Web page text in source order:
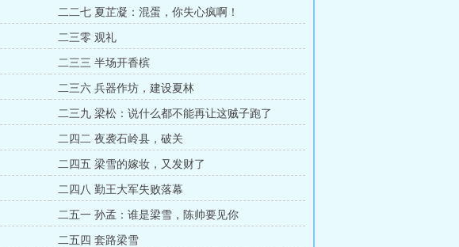
二二七 夏芷凝：混蛋，你失心疯啊！
二三零 观礼
二三三 半场开香槟
二三六 兵器作坊，建设夏林
二三九 梁松：说什么都不能再让这贼子跑了
二四二 夜袭石岭县，破关
二四五 梁雪的嫁妆，又发财了
二四八 勤王大军失败落幕
二五一 孙孟：谁是梁雪，陈帅要见你
二五四 套路梁雪